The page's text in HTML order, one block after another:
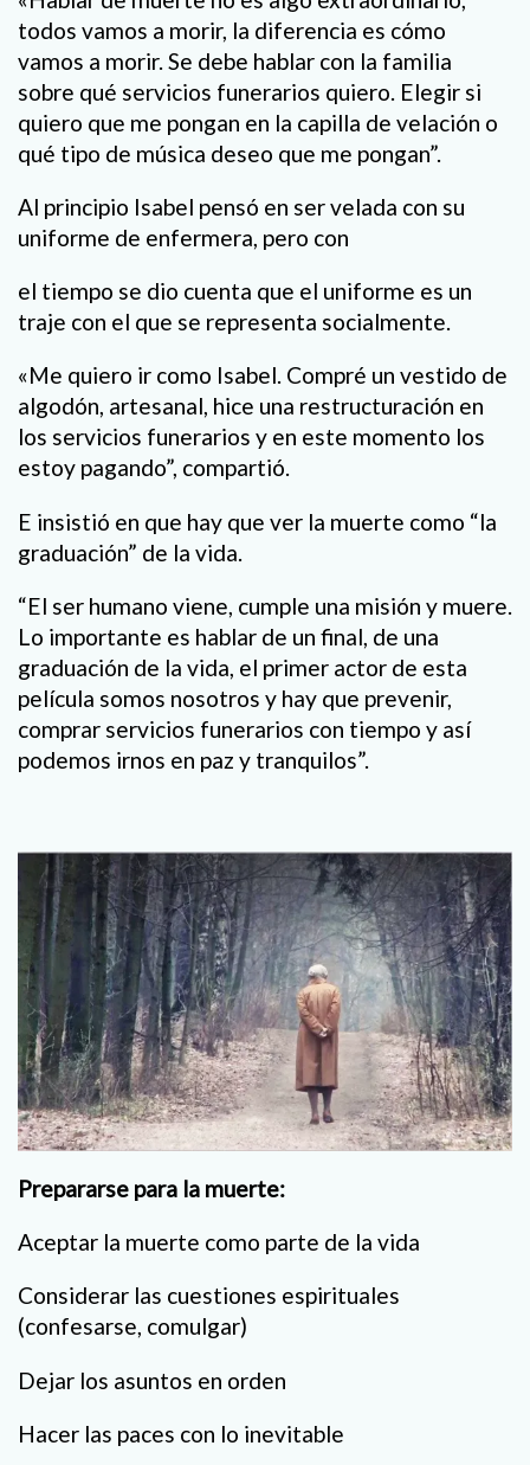
todos vamos a morir, la diferencia es cómo
vamos a morir. Se debe hablar con la familia
sobre qué servicios funerarios quiero. Elegir si
quiero que me pongan en la capilla de velación o
qué tipo de música deseo que me pongan”.
Al principio Isabel pensó en ser velada con su
uniforme de enfermera, pero con
el tiempo se dio cuenta que el uniforme es un
traje con el que se representa socialmente.
«Me quiero ir como Isabel. Compré un vestido de
algodón, artesanal, hice una restructuración en
los servicios funerarios y en este momento los
estoy pagando”, compartió.
E insistió en que hay que ver la muerte como “la
graduación” de la vida.
“El ser humano viene, cumple una misión y muere.
Lo importante es hablar de un final, de una
graduación de la vida, el primer actor de esta
película somos nosotros y hay que prevenir,
comprar servicios funerarios con tiempo y así
podemos irnos en paz y tranquilos”.
Prepararse para la muerte:
Aceptar la muerte como parte de la vida
Considerar las cuestiones espirituales
(confesarse, comulgar)
Dejar los asuntos en orden
Hacer las paces con lo inevitable